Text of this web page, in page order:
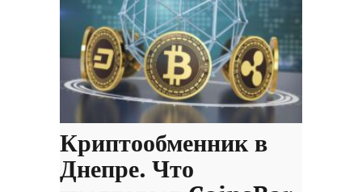
Криптообменник в
Днепре. Что